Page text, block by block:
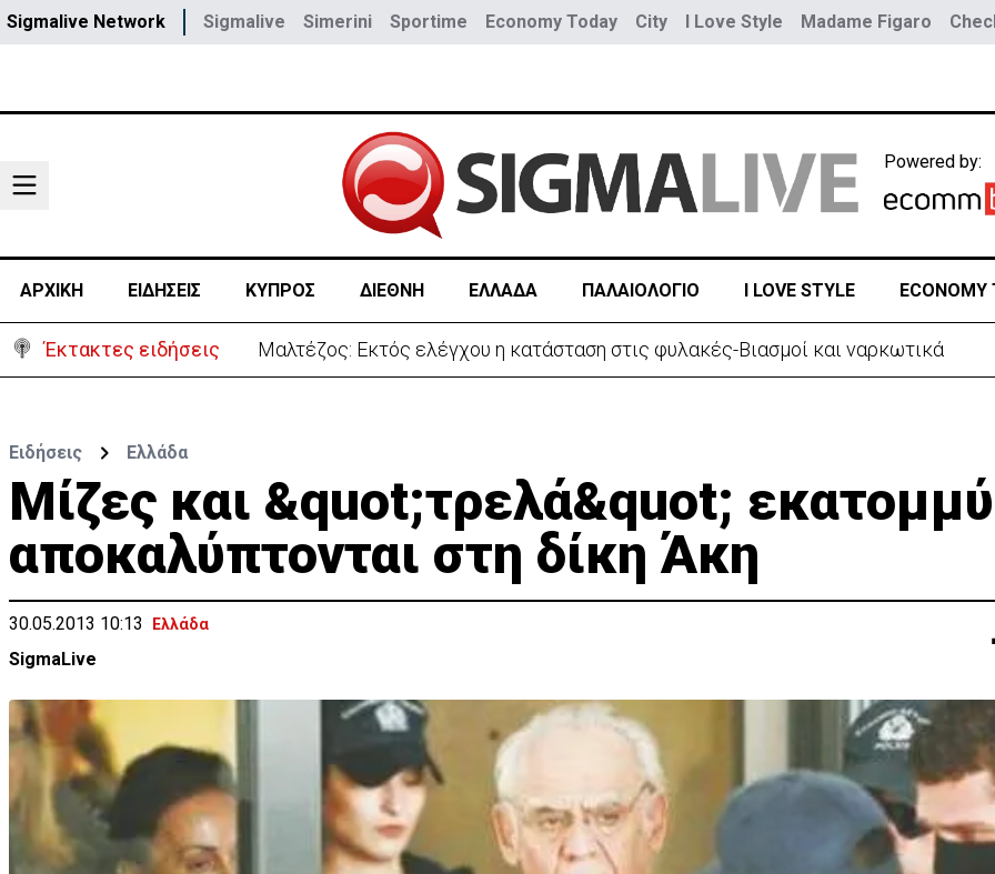
Sigmalive Network Sigmalive Simerini Sportime Economy Today City I Love Style Madame Figaro
Powered by:
ΑΡΧΙΚΗ ΕΙΔΗΣΕΙΣ ΚΥΠΡΟΣ ΔΙΕΘΝΗ ΕΛΛΑΔΑ ΠΑΛΑΙΟΛΟΓΙΟ I LOVE STYLE ECONOMY
Έκτακτες ειδήσεις Μαλτέζος: Εκτός ελέγχου η κατάσταση στις φυλακές-Βιασμοί και ναρκωτικά
Ειδήσεις Ελλάδα
Μίζες και &quot;τρελά&quot;
αποκαλύπτονται στη δίκη Άκη
30.05.2013 10:13 Ελλάδα
SigmaLive